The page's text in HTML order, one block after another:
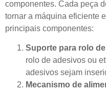
componentes. Cada peça
tornar a máquina eficiente
principais componentes:
Suporte para rolo
rolo de adesivos ou
adesivos sejam
Mecanismo de